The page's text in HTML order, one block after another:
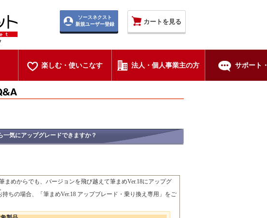
ソースネクスト
新規ユーザー登録
カートを見る
楽しむ・使いこなす 法人・個人事業主の方 サポート
一気にアップグレードできますか？
まめからでも、バージョンを飛び越えて筆まめVer.18にアップグ
持ちの場合、「筆まめVer.18 アップブレード・乗り換え専用」をご